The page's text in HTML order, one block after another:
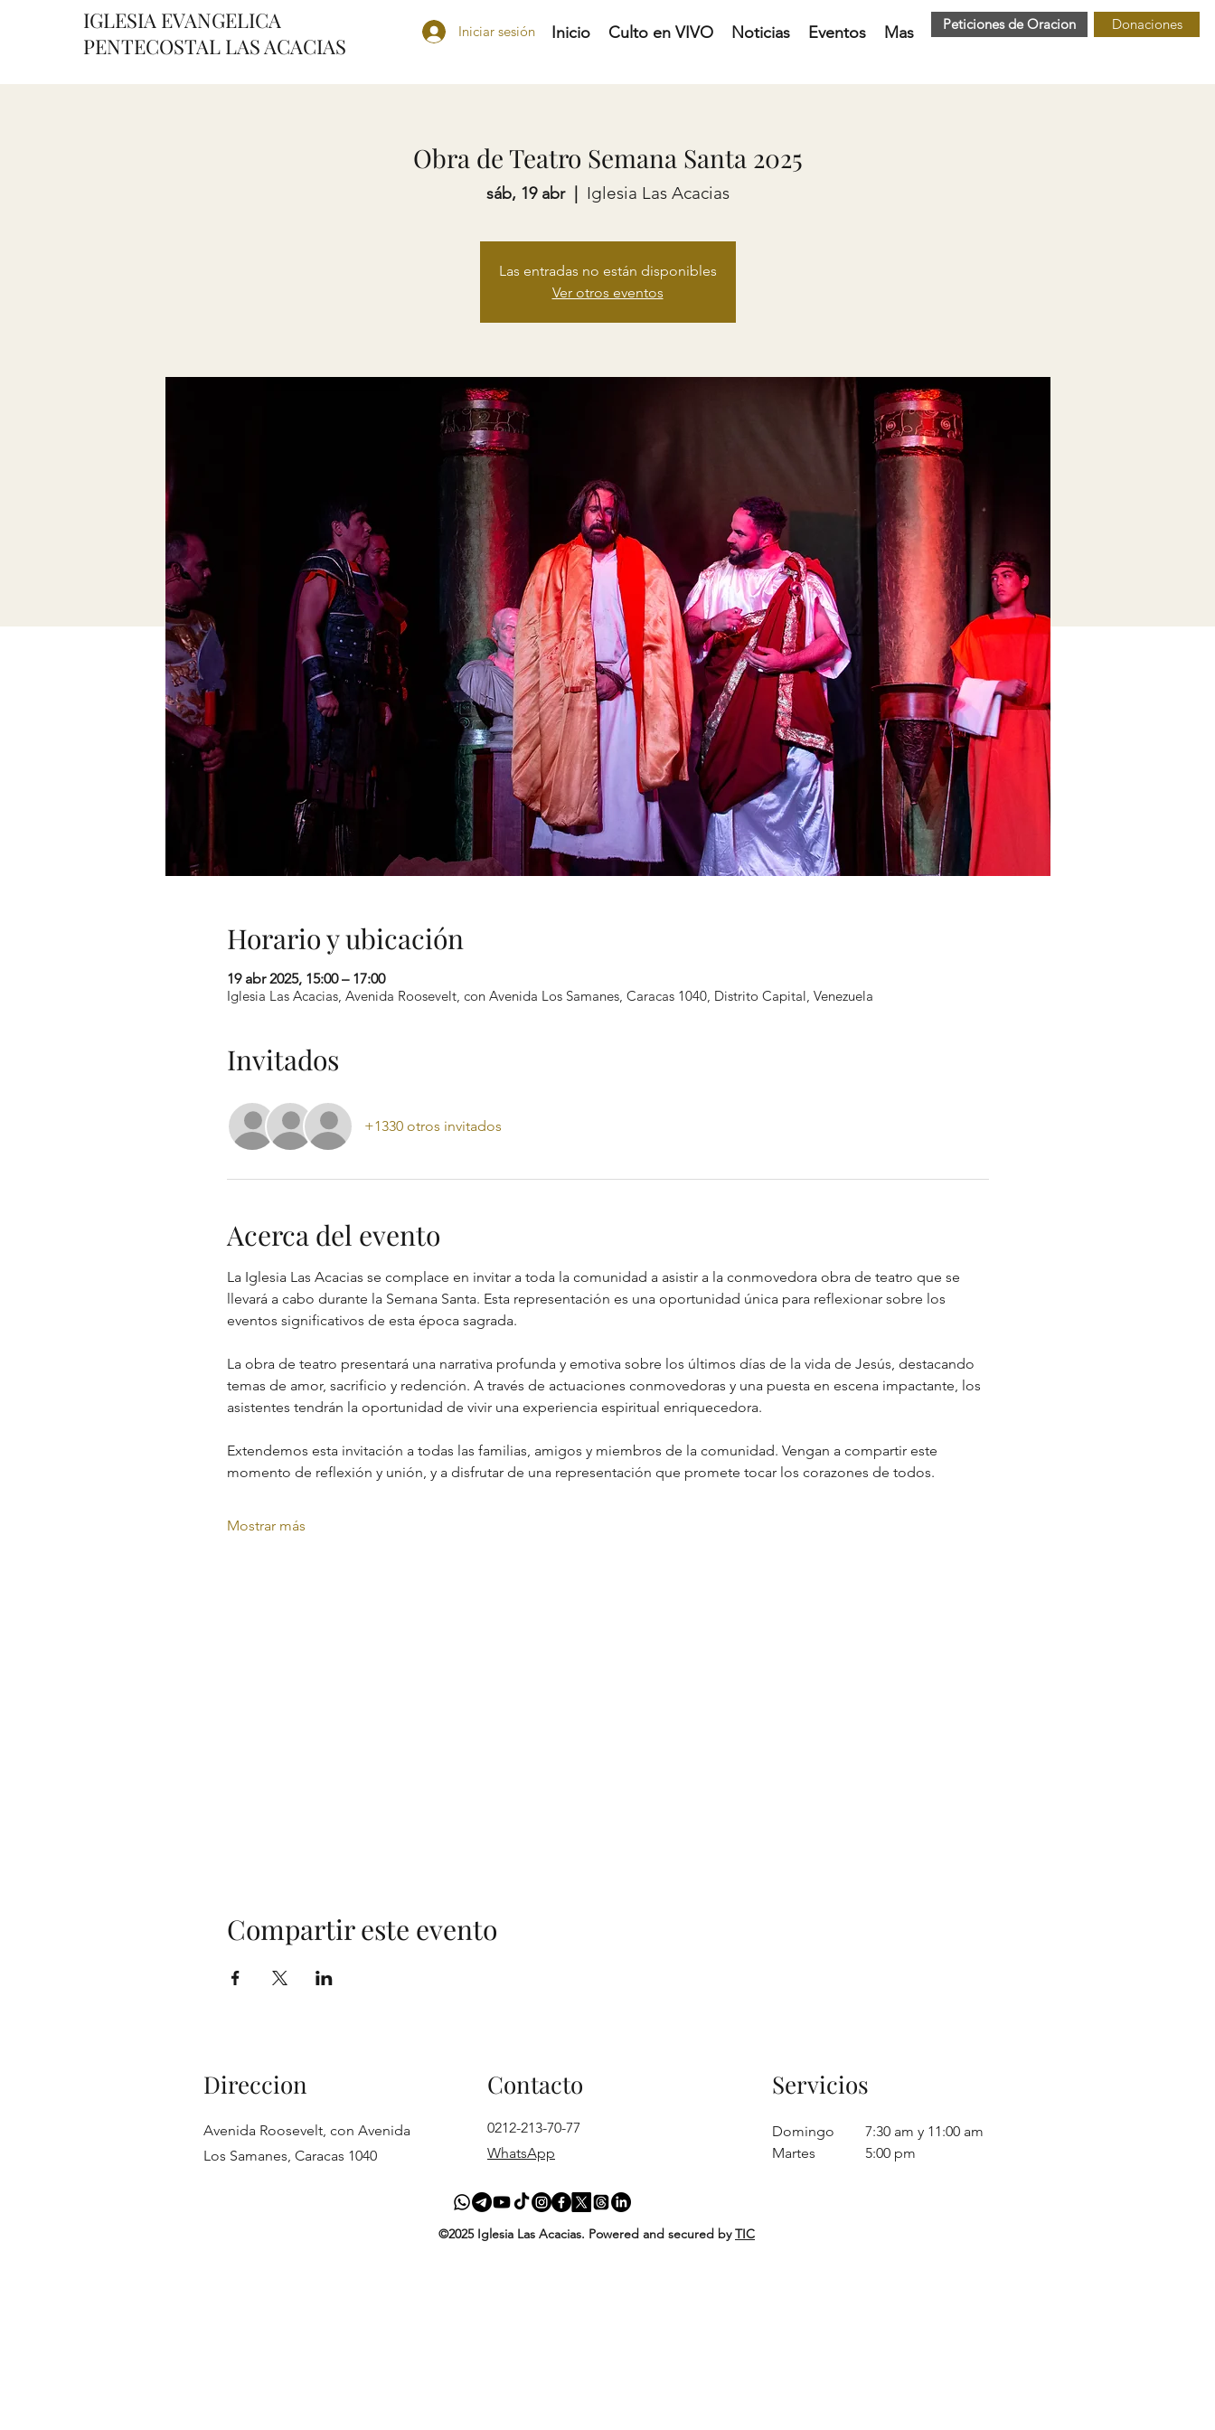
IGLESIA EVANGELICA
PENTECOSTAL LAS ACACIAS
Inicio Culto en VIVO Noticias Eventos Mas
Iniciar sesión Peticiones de Oracion Donaciones
Obra de Teatro Semana Santa 2025
sáb, 19 abr
  |
Iglesia Las Acacias
Las entradas no están disponibles
Ver otros eventos
Horario y ubicación
19 abr 2025, 15:00 – 17:00
Iglesia Las Acacias, Avenida Roosevelt, con Avenida Los Samanes, Caracas 1040, Distrito Capital, Venezuela
Invitados
+1330 otros invitados
Acerca del evento
La Iglesia Las Acacias se complace en invitar a toda la comunidad a asistir a la conmovedora obra de teatro que se
llevará a cabo durante la Semana Santa. Esta representación es una oportunidad única para reflexionar sobre los
eventos significativos de esta época sagrada.
La obra de teatro presentará una narrativa profunda y emotiva sobre los últimos días de la vida de Jesús, destacando
temas de amor, sacrificio y redención. A través de actuaciones conmovedoras y una puesta en escena impactante, los
asistentes tendrán la oportunidad de vivir una experiencia espiritual enriquecedora.
Extendemos esta invitación a todas las familias, amigos y miembros de la comunidad. Vengan a compartir este
momento de reflexión y unión, y a disfrutar de una representación que promete tocar los corazones de todos.
Mostrar más
Compartir este evento
Direccion
Avenida Roosevelt, con Avenida
Los Samanes, Caracas 1040
Contacto
0212-213-70-77
WhatsApp
Servicios
Domingo
7:30 am y 11:00 am
Martes
5:00 pm
©2025 Iglesia Las Acacias. Powered and secured byTIC